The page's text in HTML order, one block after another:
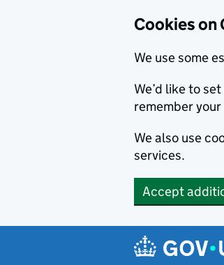
Cookies on
We use some
We’d like to
remember
We also use
services.
Accept
Navigation